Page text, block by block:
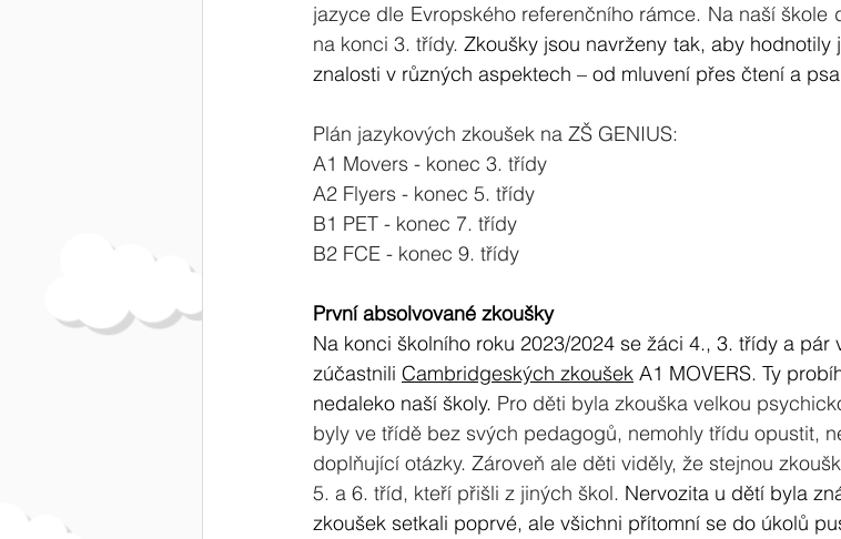
jazyce dle Evropského referenčního rámce. Na naší škole
na konci 3. třídy. Zkoušky jsou navrženy tak, aby
znalosti v různých aspektech – od mluvení přes čtení a
Plán jazykových zkoušek na ZŠ GENIUS:
A1 Movers - konec 3. třídy
A2 Flyers - konec 5. třídy
B1 PET - konec 7. třídy
B2 FCE - konec 9. třídy
První absolvované zkoušky
Na konci školního roku 2023/2024 se žáci 4., 3. třídy a
zúčastnili Cambridgeských zkoušek A1 MOVERS. Ty
nedaleko naší školy. Pro děti byla zkouška velkou
byly ve třídě bez svých pedagogů, nemohly třídu opustit,
doplňující otázky. Zároveň ale děti viděly, že stejnou
5. a 6. tříd, kteří přišli z jiných škol. Nervozita u dětí byla
zkoušek setkali poprvé, ale všichni přítomní se do úkolů